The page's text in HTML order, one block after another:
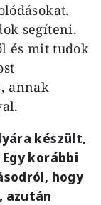
segíteni.
és mit tudok
annak
készült,
korábbi
hogy
azután